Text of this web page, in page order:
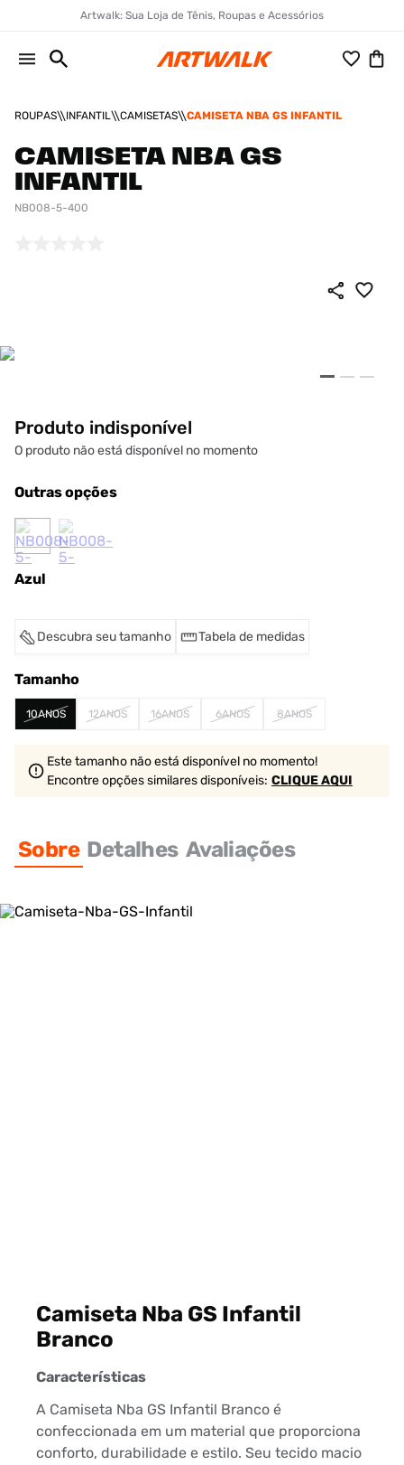
Artwalk: Sua Loja de Tênis, Roupas e Acessórios
ROUPAS INFANTIL CAMISETAS CAMISETA NBA GS INFANTIL
CAMISETA NBA GS
INFANTIL
NB008-5-400
Produto indisponível
O produto não está disponível no momento
Outras opções
Azul
Descubra seu tamanho Tabela de medidas
Tamanho
10ANOS 12ANOS 16ANOS 6ANOS 8ANOS
Este tamanho não está disponível no momento!
Encontre opções similaresdisponíveis: CLIQUE AQUI
Sobre Detalhes Avaliações
Camiseta Nba GS Infantil
Branco
Características
A Camiseta Nba GS Infantil Branco é
confeccionada em um material que proporciona
conforto, durabilidade e estilo. Seu tecido macio